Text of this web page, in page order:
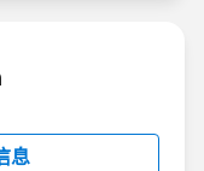
息